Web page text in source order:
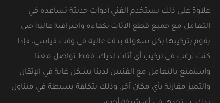
علاوة على ذلك يستخدم الفني أدوات حديثة تساعده في
التعامل مع جميع قطع الأثاث بكفاءة واحترافية عالية حتى
يقوم بتركيبها بكل سهولة بدقة عالية في وقت قياسي، فإذا
كنت ترغب في تركيب أي أثاث لديك، فقط تواصل معنا
واستمتع بالتعامل مع الفنيين لدينا بشكل غاية في الإتقان
والتميز مقارنة بأي مكان آخر، وذلك بتكلفة بسيطة في متناول